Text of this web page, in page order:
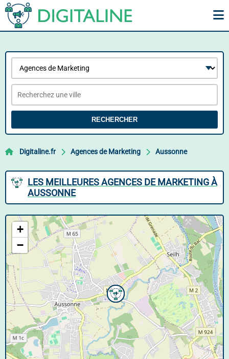
RECHERCHER
Digitaline.fr Agences de Marketing Aussonne
LES MEILLEURES AGENCES DE MARKETING À
AUSSONNE
+
−